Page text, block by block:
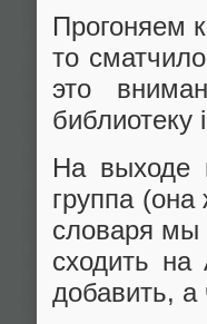
Прогоняем
то
это
библиотеку
На выходе
группа
словаря мы
сходить на
добавить, а